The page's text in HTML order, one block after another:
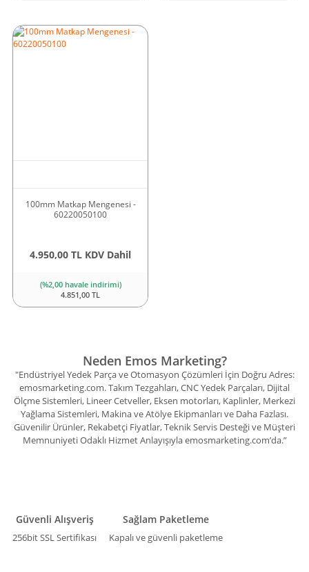
100mm Matkap Mengenesi -
60220050100
4.950,00 TL KDV Dahil
(%2,00 havale indirimi)
4.851,00 TL
Neden Emos Marketing?
"Endüstriyel Yedek Parça ve Otomasyon Çözümleri İçin Doğru Adres:
emosmarketing.com. Takım Tezgahları, CNC Yedek Parçaları, Dijital
Ölçme Sistemleri, Lineer Cetveller, Eksen motorları, Kaplinler, Merkezi
Yağlama Sistemleri, Makina ve Atölye Ekipmanları ve Daha Fazlası.
Güvenilir Ürünler, Rekabetçi Fiyatlar, Teknik Servis Desteği ve Müşteri
Memnuniyeti Odaklı Hizmet Anlayışıyla emosmarketing.com’da.”
Güvenli Alışveriş
256bit SSL Sertifikası
Sağlam Paketleme
Kapalı ve güvenli paketleme